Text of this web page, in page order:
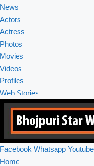
News
Actors
Actress
Photos
Movies
Videos
Profiles
Web Stories
Facebook Whatsapp Youtube
Home